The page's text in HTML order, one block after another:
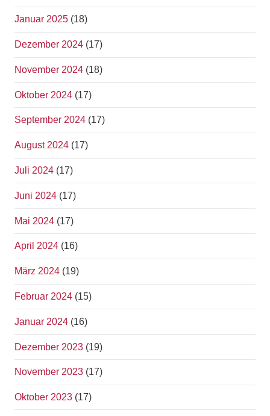
Januar 2025 (18)
Dezember 2024 (17)
November 2024 (18)
Oktober 2024 (17)
September 2024 (17)
August 2024 (17)
Juli 2024 (17)
Juni 2024 (17)
Mai 2024 (17)
April 2024 (16)
März 2024 (19)
Februar 2024 (15)
Januar 2024 (16)
Dezember 2023 (19)
November 2023 (17)
Oktober 2023 (17)